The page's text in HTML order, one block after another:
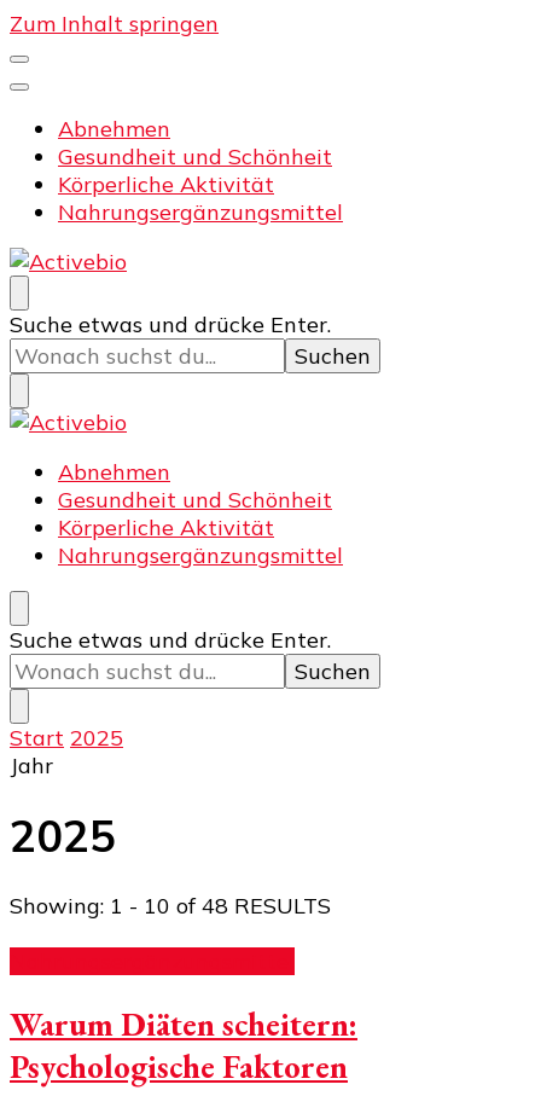
Zum Inhalt springen
Abnehmen
Gesundheit und Schönheit
Körperliche Aktivität
Nahrungsergänzungsmittel
Activebio
Training und Fitness
Suchst
du
nach
etwas?
Suche etwas und drücke Enter.
Activebio
Training und Fitness
Abnehmen
Gesundheit und Schönheit
Körperliche Aktivität
Nahrungsergänzungsmittel
Suchst
du
nach
etwas?
Suche etwas und drücke Enter.
Start 2025
Jahr
2025
Showing: 1 - 10 of 48 RESULTS
Warum Diäten scheitern:
Psychologische Faktoren